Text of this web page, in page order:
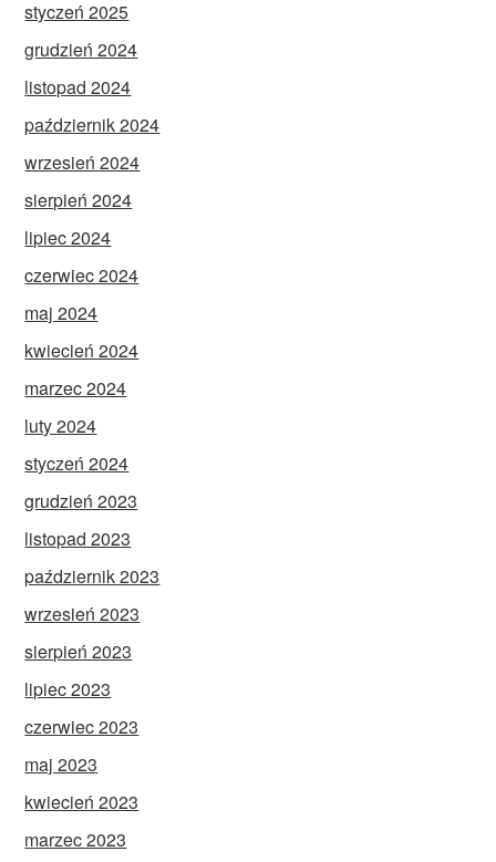
styczeń 2025
grudzień 2024
listopad 2024
październik 2024
wrzesień 2024
sierpień 2024
lipiec 2024
czerwiec 2024
maj 2024
kwiecień 2024
marzec 2024
luty 2024
styczeń 2024
grudzień 2023
listopad 2023
październik 2023
wrzesień 2023
sierpień 2023
lipiec 2023
czerwiec 2023
maj 2023
kwiecień 2023
marzec 2023